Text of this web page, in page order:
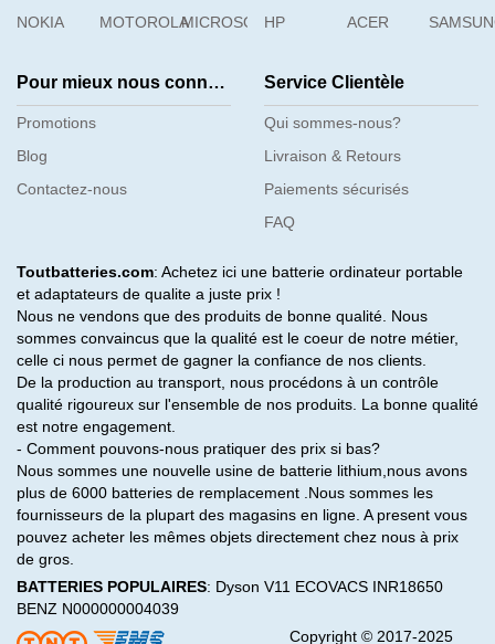
NOKIA
MOTOROLAMICROSOFTHP
ACER
Pour mieux nous connaître
Promotions
Blog
Contactez-nous
Service Clientèle
Qui sommes-nous?
Livraison & Retours
Paiements sécurisés
FAQ
Toutbatteries.com: Achetez ici une batterie ordinateur portable
et adaptateurs de qualite a juste prix !
Nous ne vendons que des produits de bonne qualité. Nous
sommes convaincus que la qualité est le coeur de notre métier,
celle ci nous permet de gagner la confiance de nos clients.
De la production au transport, nous procédons à un contrôle
qualité rigoureux sur l'ensemble de nos produits. La bonne qualité
est notre engagement.
- Comment pouvons-nous pratiquer des prix si bas?
Nous sommes une nouvelle usine de batterie lithium,nous avons
plus de 6000 batteries de remplacement .Nous sommes les
fournisseurs de la plupart des magasins en ligne. A present vous
pouvez acheter les mêmes objets directement chez nous à prix
de gros.
BATTERIES POPULAIRES: Dyson V11 ECOVACS INR18650
BENZ N000000004039
Copyright © 2017-2025